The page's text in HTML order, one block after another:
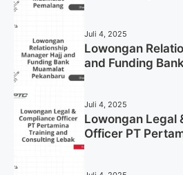
Juli 4, 2025
Lowongan
and Funding
Juli 4, 2025
Lowongan Legal
Officer PT